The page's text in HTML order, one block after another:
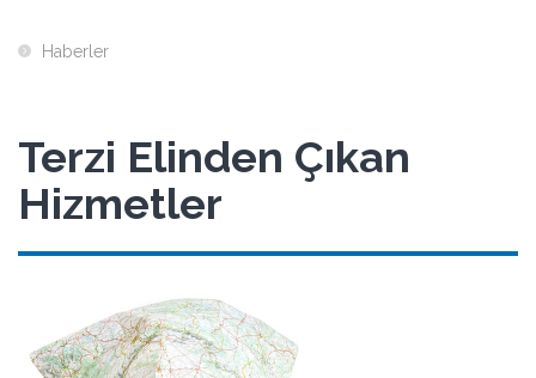
Haberler
Terzi Elinden Çıkan
Hizmetler